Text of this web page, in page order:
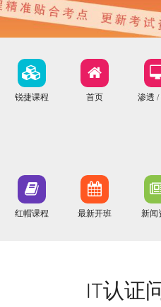
锐捷课程 首页 渗透 /
红帽课程 最新开班 新闻
IT认证